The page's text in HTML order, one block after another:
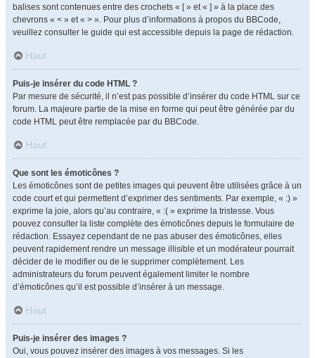
balises sont contenues entre des crochets « [ » et « ] » à la place des
chevrons « < » et « > ». Pour plus d’informations à propos du BBCode,
veuillez consulter le guide qui est accessible depuis la page de rédaction.
Haut
Puis-je insérer du code HTML ?
Par mesure de sécurité, il n’est pas possible d’insérer du code HTML sur ce
forum. La majeure partie de la mise en forme qui peut être générée par du
code HTML peut être remplacée par du BBCode.
Haut
Que sont les émoticônes ?
Les émoticônes sont de petites images qui peuvent être utilisées grâce à un
code court et qui permettent d’exprimer des sentiments. Par exemple, « :) »
exprime la joie, alors qu’au contraire, « :( » exprime la tristesse. Vous
pouvez consulter la liste complète des émoticônes depuis le formulaire de
rédaction. Essayez cependant de ne pas abuser des émoticônes, elles
peuvent rapidement rendre un message illisible et un modérateur pourrait
décider de le modifier ou de le supprimer complètement. Les
administrateurs du forum peuvent également limiter le nombre
d’émoticônes qu’il est possible d’insérer à un message.
Haut
Puis-je insérer des images ?
Oui, vous pouvez insérer des images à vos messages. Si les